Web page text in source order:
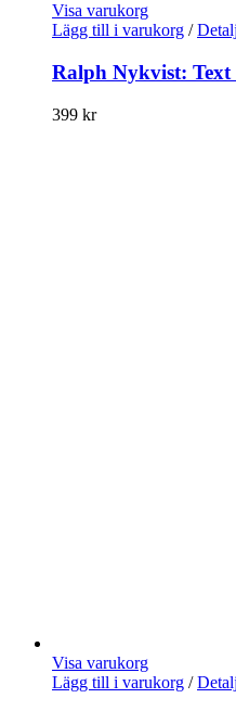
Visa varukorg
Lägg till i varukorg /
Ralph Nykvist:
399 kr
Visa varukorg
Lägg till i varukorg /